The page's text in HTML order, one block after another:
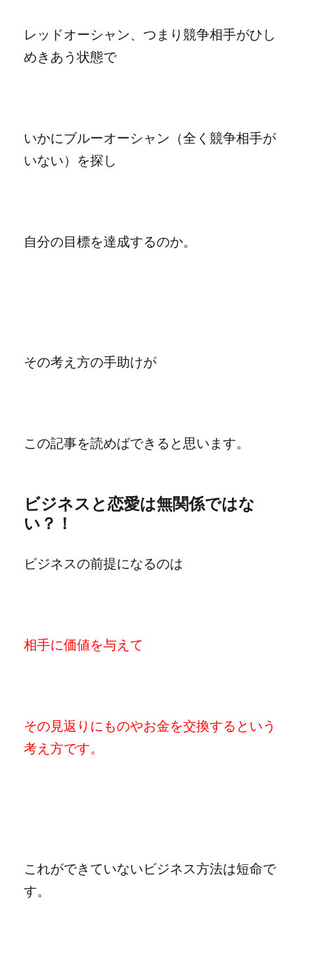
レッドオーシャン、つまり競争相手がひし
めきあう状態で
いかにブルーオーシャン（全く競争相手が
いない）を探し
自分の目標を達成するのか。
その考え方の手助けが
この記事を読めばできると思います。
ビジネスと恋愛は無関係ではな
い？！
ビジネスの前提になるのは
相手に価値を与えて
その見返りにものやお金を交換するという
考え方です。
これができていないビジネス方法は短命で
す。